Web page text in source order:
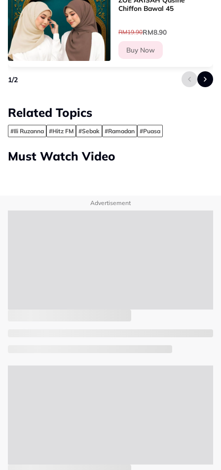
Chiffon Bawal 45
RM19.90RM8.90
Buy Now
1/2
Related Topics
#Ili Ruzanna #Hitz FM #Sebak #Ramadan #Puasa
Must Watch Video
Advertisement